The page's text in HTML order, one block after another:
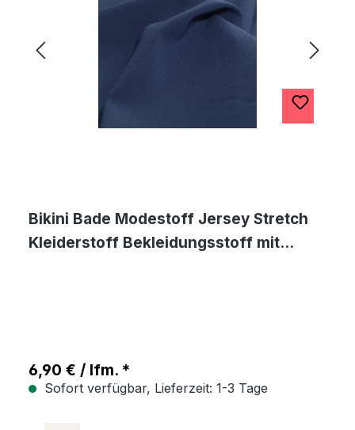
Bikini Bade Modestoff Jersey Stretch
Kleiderstoff Bekleidungsstoff mit
6,90 € / lfm. *
Sofort verfügbar, Lieferzeit: 1-3 Tage